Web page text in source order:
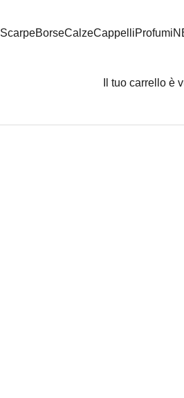
ScarpeBorseCalzeCappelliProfumi
Il tuo carrello è